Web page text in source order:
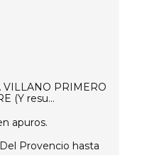
VILLANO PRIMERO
(Y resu...
apuros.
Provencio hasta